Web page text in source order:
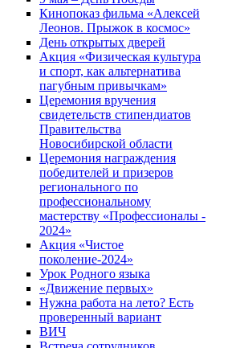
Кинопоказ фильма «Алексей
Леонов. Прыжок в космос»
День открытых дверей
Акция «Физическая культура
и спорт, как альтернатива
пагубным привычкам»
Церемония вручения
свидетельств стипендиатов
Правительства
Новосибирской области
Церемония награждения
победителей и призеров
регионального по
профессиональному
мастерству «Профессионалы -
2024»
Акция «Чистое
поколение-2024»
Урок Родного языка
«Движение первых»
Нужна работа на лето? Есть
проверенный вариант
ВИЧ